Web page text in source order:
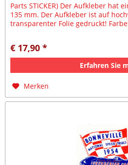
Parts STICKER) Der Aufkleber hat
135 mm. Der Aufkleber ist auf
transparenter Folie gedruckt!
€ 17,90 *
Erfahren Sie
Merken